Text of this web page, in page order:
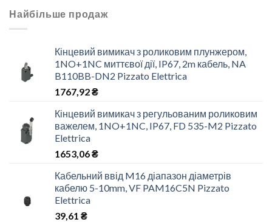
Найбільше продаж
Кінцевий вимикач з роликовим плунжером,
1NO+1NC миттєвої дії, IP67, 2m кабель, NA
B110BB-DN2 Pizzato Elettrica
1767,92₴
Кінцевий вимикач з регульованим роликовим
важелем, 1NO+1NC, IP67, FD 535-M2 Pizzato
Elettrica
1653,06₴
Кабельний ввід M16 діапазон діаметрів
кабелю 5-10mm, VF PAM16C5N Pizzato
Elettrica
39,61 ₴